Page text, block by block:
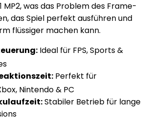
MP2, was das Problem des Frame-
das Spiel perfekt ausführen und
flüssiger machen kann.
Ideal für FPS, Sports &
Perfekt für
Nintendo & PC
Stabiler Betrieb für lange